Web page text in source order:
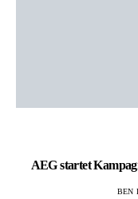
AEG startet
BEN